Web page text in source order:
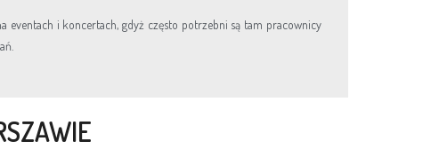
eventach i koncertach, gdyż często potrzebni są tam pracownicy